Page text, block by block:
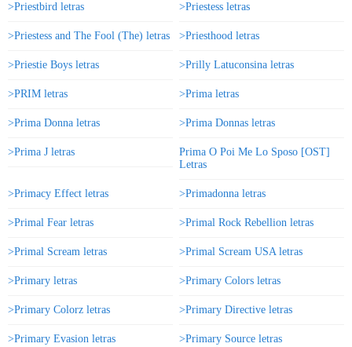
>Priestbird letras >Priestess letras
>Priestess and The Fool (The) letras >Priesthood letras
>Priestie Boys letras >Prilly Latuconsina letras
>PRIM letras >Prima letras
>Prima Donna letras >Prima Donnas letras
>Prima J letras
Prima O Poi Me Lo Sposo [OST]
Letras
>Primacy Effect letras >Primadonna letras
>Primal Fear letras >Primal Rock Rebellion letras
>Primal Scream letras >Primal Scream USA letras
>Primary letras >Primary Colors letras
>Primary Colorz letras >Primary Directive letras
>Primary Evasion letras >Primary Source letras